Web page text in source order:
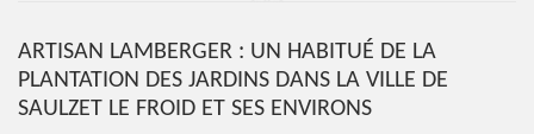
ARTISAN LAMBERGER : UN HABITUÉ DE LA
PLANTATION DES JARDINS DANS LA VILLE DE
SAULZET LE FROID ET SES ENVIRONS